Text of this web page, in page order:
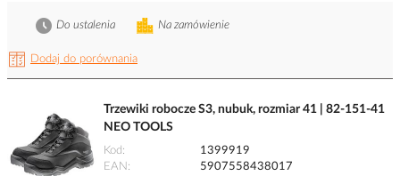
Dodaj do porównania
Na zamówienie
Do ustalenia
Trzewiki robocze S3, nubuk, rozmiar 41 | 82-151-41
NEO TOOLS
Kod
1399919
EAN
5907558438017